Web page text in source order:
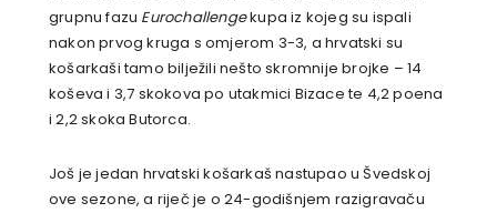
grupnu fazu Eurochallengekupa iz kojeg su ispali
nakon prvog kruga s omjerom 3-3, a hrvatski su
košarkaši tamo bilježili nešto skromnije brojke – 14
koševa i 3,7 skokova po utakmici Bizace te 4,2 poena
i 2,2 skoka Butorca.
Još je jedan hrvatski košarkaš nastupao u Švedskoj
ove sezone, a riječ je o 24-godišnjem razigravaču